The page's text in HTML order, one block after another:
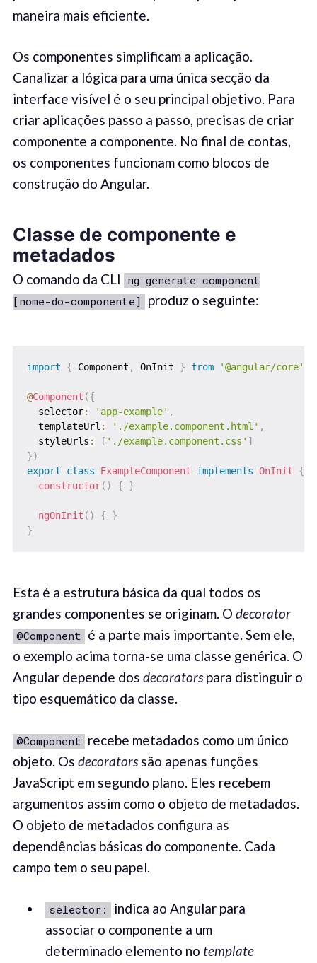
maneira mais eficiente.
Os componentes simplificam a aplicação.
Canalizar a lógica para uma única secção da
interface visível é o seu principal objetivo. Para
criar aplicações passo a passo, precisas de criar
componente a componente. No final de contas,
os componentes funcionam como blocos de
construção do Angular.
Classe de componente e
metadados
O comando da CLI ng generate component
[nome-do-componente]
produz o seguinte:
import { Component , OnInit } from '@angular/core'
@Component ({
  selector
: 'app-example' ,
  templateUrl
: './example.component.html' ,
  styleUrls
: [ './example.component.css' ]
})
export
class ExampleComponent implements OnInit
{
constructor( ) { }
ngOnInit ( ) {
}
}
Esta é a estrutura básica da qual todos os
grandes componentes se originam. O decorator
@Component é a parte mais importante. Sem ele,
o exemplo acima torna-se uma classe genérica. O
Angular depende dos decoratorspara distinguir o
tipo esquemático da classe.
@Component recebe metadados como um único
objeto. Os decoratorssão apenas funções
JavaScript em segundo plano. Eles recebem
argumentos assim como o objeto de metadados.
O objeto de metadados configura as
dependências básicas do componente. Cada
campo tem o seu papel.
selector:
indica ao Angular para
associar o componente a um
determinado elemento no template